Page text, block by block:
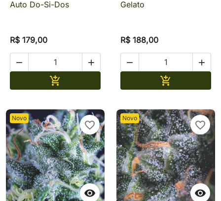
Auto Do-Si-Dos
R$ 179,00
 

Gelato
R$ 188,00
 

Novo

favorite_border
Novo

favorite_border